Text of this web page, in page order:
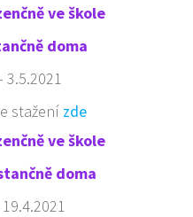
ve škole
doma
3.5.2021
stažení zde
ve škole
doma